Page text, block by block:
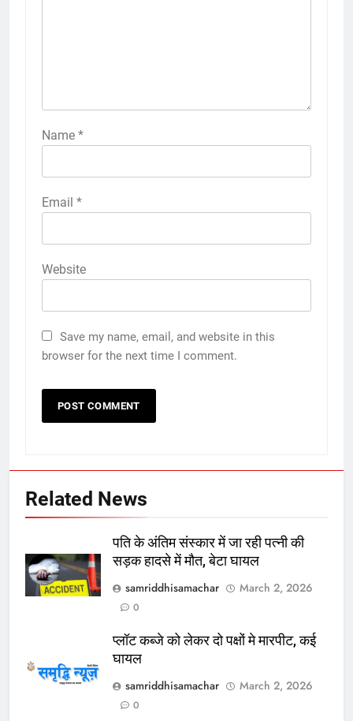
Name *
Email *
Website
Save my name, email, and website in this
browser for the next time I comment.
Related News
पति के अंतिम संस्कार में जा रही पत्नी की
सड़क हादसे में मौत, बेटा घायल
samriddhisamachar
March 2, 2026
0
प्लॉट कब्जे को लेकर दो पक्षों मे मारपीट, कई
घायल
samriddhisamachar
March 2, 2026
0